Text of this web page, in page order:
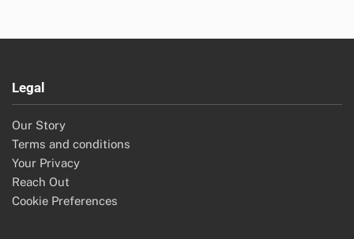
Legal
Our Story
Terms and conditions
Your Privacy
Reach Out
Cookie Preferences